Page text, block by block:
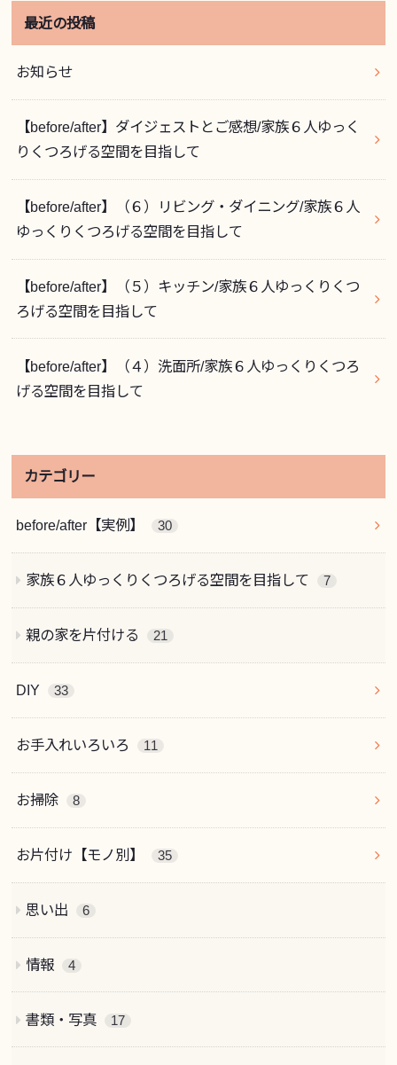
最近の投稿
お知らせ
【before/after】ダイジェストとご感想/家族６人ゆっく
りくつろげる空間を目指して
【before/after】（６）リビング・ダイニング/家族６人
ゆっくりくつろげる空間を目指して
【before/after】（５）キッチン/家族６人ゆっくりくつ
ろげる空間を目指して
【before/after】（４）洗面所/家族６人ゆっくりくつろ
げる空間を目指して
カテゴリー
before/after【実例】 30
家族６人ゆっくりくつろげる空間を目指して 7
親の家を片付ける 21
DIY 33
お手入れいろいろ 11
お掃除 8
お片付け【モノ別】 35
思い出 6
情報 4
書類・写真 17